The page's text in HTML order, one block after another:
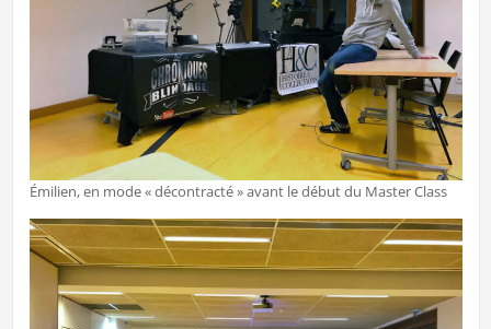
Émilien, en mode « décontracté » avant le début du Master Class